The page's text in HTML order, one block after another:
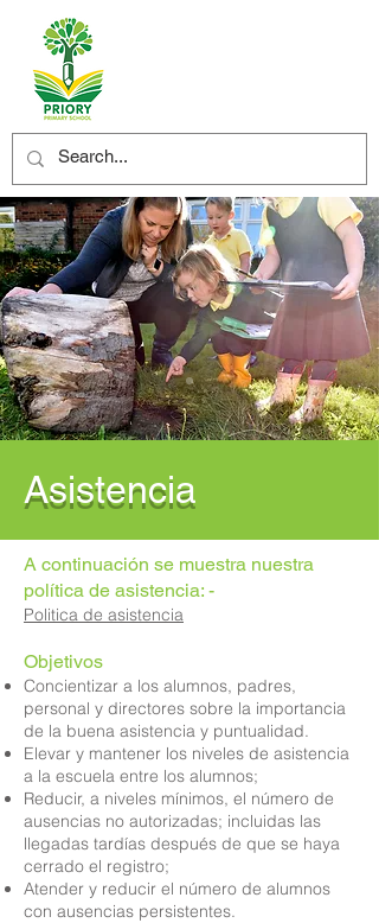
Asistencia
A continuación se muestra nuestra
política de asistencia: -
Politica de asistencia
Objetivos
Concientizar a los alumnos, padres,
personal y directores sobre la importancia
de la buena asistencia y puntualidad.
Elevar y mantener los niveles de asistencia
a la escuela entre los alumnos;
Reducir, a niveles mínimos, el número de
ausencias no autorizadas; incluidas las
llegadas tardías después de que se haya
cerrado el registro;
Atender y reducir el número de alumnos
con ausencias persistentes.